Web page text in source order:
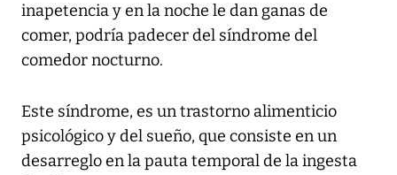
inapetencia y en la noche le dan ganas de
comer, podría padecer del síndrome del
comedor nocturno.
Este síndrome, es un trastorno alimenticio
psicológico y del sueño, que consiste en un
desarreglo en la pauta temporal de la ingesta